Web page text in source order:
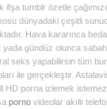
ifşa tumblr özetle
dünyadaki çeşitli
Hava kararınca
yada gündüz olunca
seks yapabilirsin tüm
ile gerçekleştir.
HD porna izlemek istemez
porno videolar akıllı